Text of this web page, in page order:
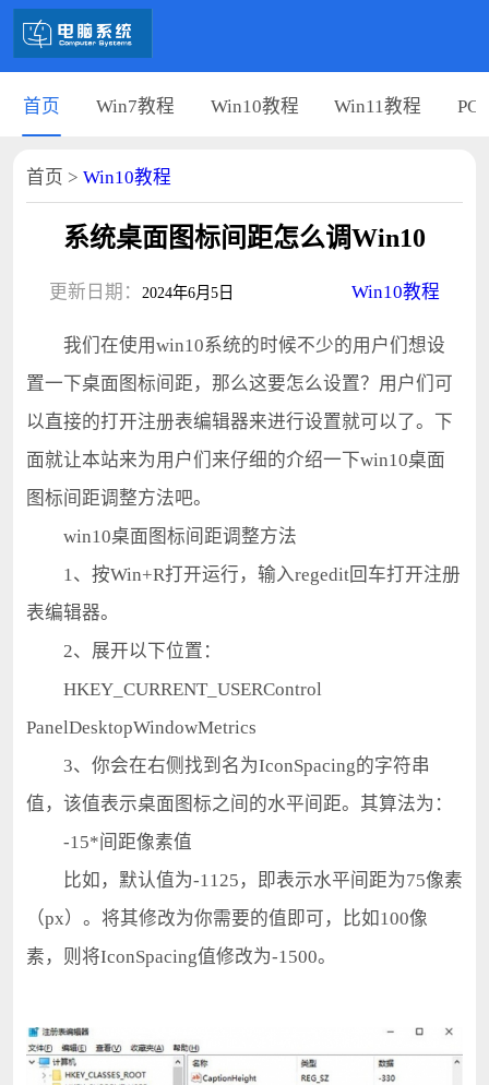
首页 Win7教程 Win10教程 Win11教程 PC
首页 > Win10教程
系统桌面图标间距怎么调Win10
更新日期： 2024年6月5日 Win10教程
我们在使用win10系统的时候不少的用户们想设
置一下桌面图标间距，那么这要怎么设置？用户们可
以直接的打开注册表编辑器来进行设置就可以了。下
面就让本站来为用户们来仔细的介绍一下win10桌面
图标间距调整方法吧。
win10桌面图标间距调整方法
1、按Win+R打开运行，输入regedit回车打开注册
表编辑器。
2、展开以下位置：
HKEY_CURRENT_USERControl
PanelDesktopWindowMetrics
3、你会在右侧找到名为IconSpacing的字符串
值，该值表示桌面图标之间的水平间距。其算法为：
-15*间距像素值
比如，默认值为-1125，即表示水平间距为75像素
（px）。将其修改为你需要的值即可，比如100像
素，则将IconSpacing值修改为-1500。